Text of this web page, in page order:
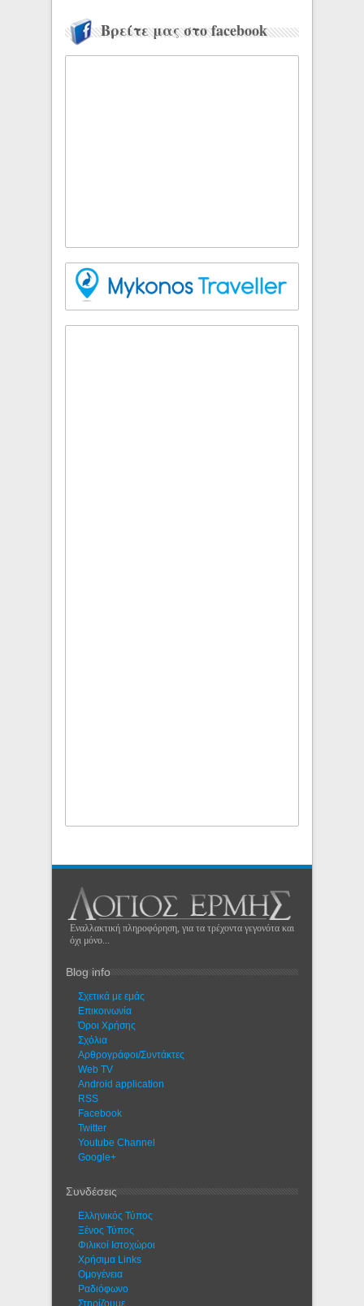
Βρείτε μας στο facebook
Εναλλακτική πληροφόρηση, για τα τρέχοντα γεγονότα και
όχι μόνο...
Blog info
Σχετικά με εμάς
Eπικοινωνία
Όροι Χρήσης
Σχόλια
Αρθρογράφοι/Συντάκτες
Web TV
Android application
RSS
Facebook
Twitter
Youtube Channel
Google+
Συνδέσεις
Ελληνικός Τύπος
Ξένος Τύπος
Φιλικοί Ιστοχώροι
Χρήσιμα Links
Ομογένεια
Ραδιόφωνο